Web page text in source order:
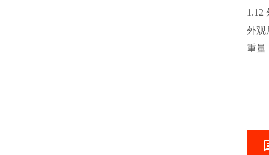
1.12
外观
重量